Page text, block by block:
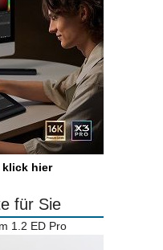
klick hier
für Sie
1.2 ED Pro